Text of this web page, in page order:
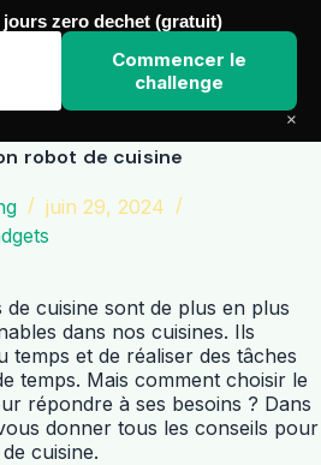
robot de cuisine
juin 29, 2024
cuisine sont de plus en plus
dans nos cuisines. Ils
temps et de réaliser des tâches
temps. Mais comment choisir le
répondre à ses besoins ? Dans
donner tous les conseils pour
cuisine.
jours zero dechet (gratuit)
Commencer le
challenge
×